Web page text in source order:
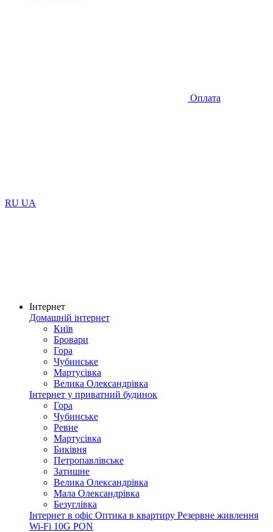
Оплата
RU UA
Інтернет
Домашній інтернет
Київ
Бровари
Гора
Чубинське
Мартусівка
Велика Олександрівка
Інтернет у приватний будинок
Гора
Чубинське
Ревне
Мартусівка
Биківня
Петропавлівське
Затишне
Велика Олександрівка
Мала Олександрівка
Безуглівка
Інтернет в офіс Оптика в квартиру Резервне живлення
Wi-Fi 10G PON